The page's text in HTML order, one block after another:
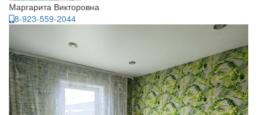
Маргарита Викторовна
8-923-559-2044